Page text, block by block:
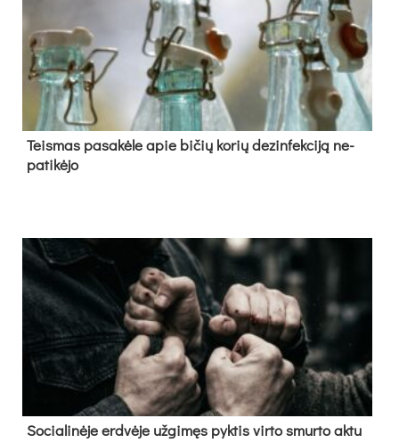
Teis­mas pa­sa­kė­le apie bi­čių ko­rių de­zin­fek­ci­ją ne­
pa­ti­kė­jo
So­cia­li­nė­je erd­vė­je už­gi­męs pyk­tis vir­to smur­to ak­tu